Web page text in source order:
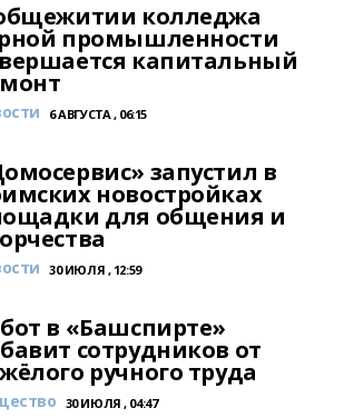
колледжа
промышленности
капитальный
6 АВГУСТА , 06:15
запустил в
новостройках
для общения и
30 ИЮЛЯ , 12:59
в «Башспирте»
сотрудников от
ручного труда
30 ИЮЛЯ , 04:47